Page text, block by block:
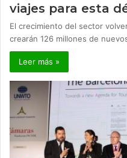
viajes para esta
El crecimiento del sector
crearán 126 millones de
Leer más »